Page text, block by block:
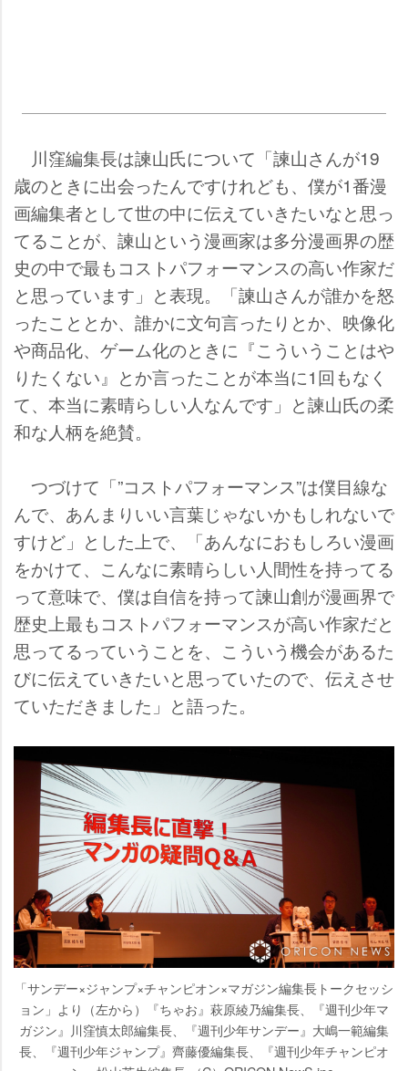
川窪編集長は諫山氏について「諫山さんが19
歳のときに出会ったんですけれども、僕が1番漫
画編集者として世の中に伝えていきたいなと思っ
てることが、諫山という漫画家は多分漫画界の歴
史の中で最もコストパフォーマンスの高い作家だ
と思っています」と表現。「諫山さんが誰かを怒
ったこととか、誰かに文句言ったりとか、映像化
商品化、ゲーム化のときに『こういうことは
りたくない』とか言ったことが本当に1回もなく
て、本当に素晴らしい人なんです」と諫山氏の柔
和な人柄を絶賛。
つづけて「”コストパフォーマンス”は僕目線な
んで、あんまりいい言葉じゃないかもしれないで
すけど」とした上で、「あんなにおもしろい漫画
をかけて、こんなに素晴らしい人間性を持ってる
って意味で、僕は自信を持って諫山創が漫画界で
歴史上最もコストパフォーマンスが高い作家だと
思ってるっていうことを、こういう機会があるた
びに伝えていきたいと思っていたので、伝えさせ
ていただきました」と語った。
「サンデー×ジャンプ×チャンピオン×マガジン編集長トークセッシ
ョン」より（左から）『ちゃお』萩原綾乃編集長、『週刊少年マ
ガジン』川窪慎太郎編集長、『週刊少年サンデー』大嶋一範編集
長、『週刊少年ジャンプ』齊藤優編集長、『週刊少年チャンピオ